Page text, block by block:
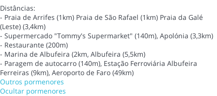
Distâncias:
- Praia de Arrifes (1km) Praia de São Rafael (1km) Praia da Galé
(Leste) (3,4km)
- Supermercado "Tommy's Supermarket" (140m), Apolónia (3,3km)
- Restaurante (200m)
- Marina de Albufeira (2km, Albufeira (5,5km)
- Paragem de autocarro (140m), Estação Ferroviária Albufeira
Ferreiras (9km), Aeroporto de Faro (49km)
Outros pormenores
Ocultar pormenores